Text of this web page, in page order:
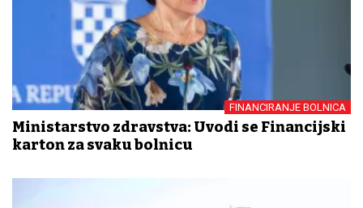
FINANCIRANJE BOLNICA
Ministarstvo zdravstva: Uvodi se Financijski
karton za svaku bolnicu